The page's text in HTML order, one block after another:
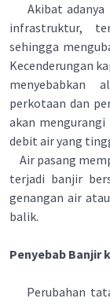
Akibat adanya
infrastruktur,
sehingga
Kecenderungan
menyebabkan
perkotaan dan
akan
debit air yang
Air pasang
terjadi banjir
genangan air
balik.
Penyebab Banjir
Perubahan